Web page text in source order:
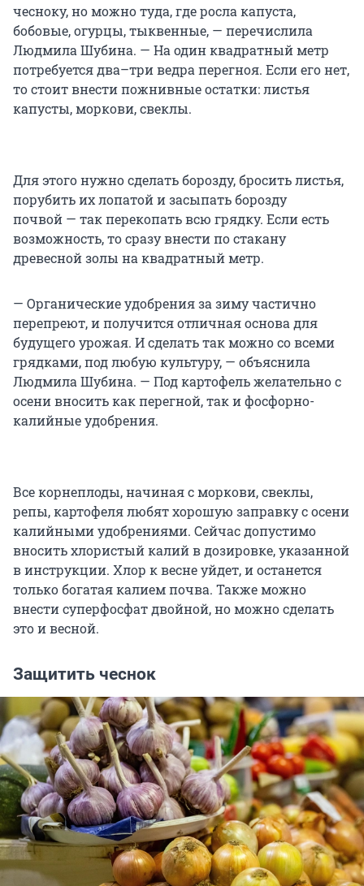
чесноку, но можно туда, где росла капуста,
бобовые, огурцы, тыквенные, — перечислила
Людмила Шубина. — На один квадратный метр
потребуется два–три ведра перегноя. Если его нет,
то стоит внести пожнивные остатки: листья
капусты, моркови, свеклы.
Для этого нужно сделать борозду, бросить листья,
порубить их лопатой и засыпать борозду
почвой — так перекопать всю грядку. Если есть
возможность, то сразу внести по стакану
древесной золы на квадратный метр.
— Органические удобрения за зиму частично
перепреют, и получится отличная основа для
будущего урожая. И сделать так можно со всеми
грядками, под любую культуру, — объяснила
Людмила Шубина. — Под картофель желательно с
осени вносить как перегной, так и фосфорно-
калийные удобрения.
Все корнеплоды, начиная с моркови, свеклы,
репы, картофеля любят хорошую заправку с осени
калийными удобрениями. Сейчас допустимо
вносить хлористый калий в дозировке, указанной
в инструкции. Хлор к весне уйдет, и останется
только богатая калием почва. Также можно
внести суперфосфат двойной, но можно сделать
это и весной.
Защитить чеснок